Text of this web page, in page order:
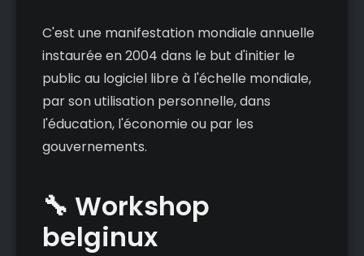
C'est une manifestation mondiale annuelle
instaurée en 2004 dans le but d'initier le
public au logiciel libre à l'échelle mondiale,
par son utilisation personnelle, dans
l'éducation, l'économie ou par les
gouvernements.
🔧 Workshop
belginux